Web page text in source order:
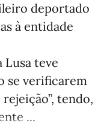
deportado
à entidade
Lusa teve
se verificarem
tendo,
...